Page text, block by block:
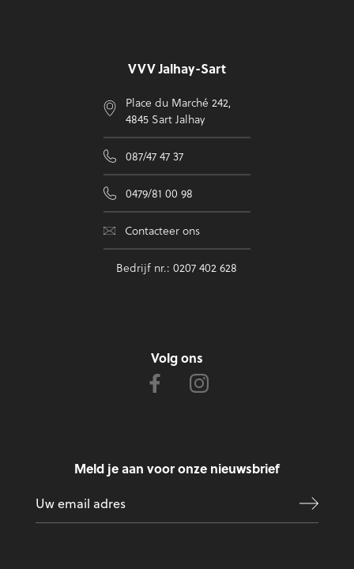
VVV Jalhay-Sart
Place du Marché 242,
4845 Sart Jalhay
087/47 47 37
0479/81 00 98
Contacteer ons
Bedrijf nr.: 0207 402 628
Volg ons
Meld je aan voor onze nieuwsbrief